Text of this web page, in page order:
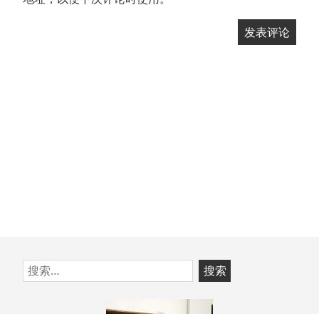
跳
至
搜
索：